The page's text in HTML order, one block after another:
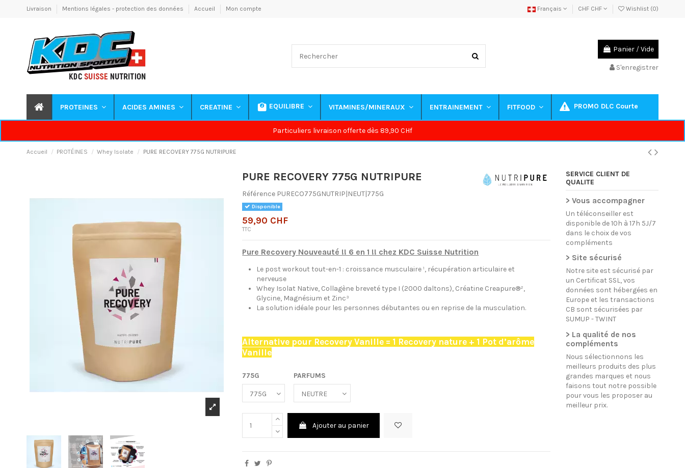
Livraison Mentions légales - protection des données Accueil Mon compte Français CHF CHF Wishlist (0)
Panier /Vide
S'enregistrer
PROTEINES ACIDES AMINES CREATINE EQUILIBRE VITAMINES/MINERAUX ENTRAINEMENT FITFOOD PROMO DLC Courte
Particuliers livraison offerte dès 89,90 CHf
Accueil PROTÉINES Whey Isolate PURE RECOVERY 775G NUTRIPURE
PURE RECOVERY 775G NUTRIPURE
Référence PURECO775GNUTRIP|NEUT|775G
Disponible
59,90 CHF
TTC
Pure Recovery Nouveauté !! 6 en 1 !! chez KDC Suisse Nutrition
Le post workout tout-en-1 : croissance musculaire ¹, récupération articulaire et
nerveuse
Whey Isolat Native, Collagène breveté type I (2000 daltons), Créatine Creapure®²,
Glycine, Magnésium et Zinc³
La solution idéale pour les personnes débutantes ou en reprise de la musculation.
Alternative pour Recovery Vanille = 1 Recovery nature + 1 Pot d’arôme
Vanille
775G PARFUMS
Ajouter au panier
SERVICE CLIENT DE
QUALITE
> Vous accompagner
Un téléconseiller est
disponible de 10h à 17h 5J/7
dans le choix de vos
compléments
> Site sécurisé
Notre site est sécurisé par
un Certificat SSL, vos
données sont hébergées en
Europe et les transactions
CB sont sécurisées par
SUMUP - TWINT
> La qualité de nos
compléments
Nous sélectionnons les
meilleurs produits des plus
grandes marques et nous
faisons tout notre possible
pour vous les proposer au
meilleur prix.